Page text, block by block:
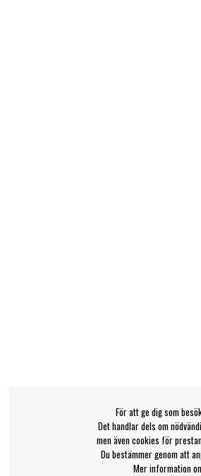
För att ge dig som
Det handlar dels om
men även cookies för
Du bestämmer genom att
Mer information